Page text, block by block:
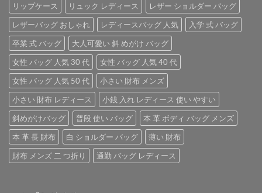
リップケース
リュック レディース
レザー ショルダー バッグ
レザーバッグ おしゃれ
レディースバッグ 人気
入学 式 バッグ
卒業 式 バッグ
大人可愛い 斜 めがけ バッグ
女性 バッグ 人気 30 代
女性 バッグ 人気 40 代
女性 バッグ 人気 50 代
小さい 財布 メンズ
小さい 財布 レディース
小銭 入れ レディース 使い やすい
斜めがけバッグ
普段 使い バッグ
本 革 ボディ バッグ メンズ
本 革 長 財布
白 ショルダー バッグ
薄い 財布
財布 メンズ 二 つ折り
通勤 バッグ レディース